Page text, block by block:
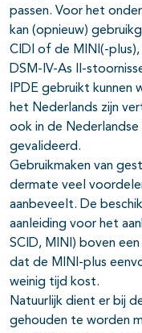
passen. Voor het
kan (opnieuw)
CIDI of de MINI(-
DSM-IV-As II-
IPDE gebruikt kunnen
het Neder­lands zijn
ook in de Nederlandse
gevalideerd.
Gebruikmaken van
dermate veel
aanbeveelt. De
aanleiding voor het
SCID, MINI) boven
dat de MINI-plus
weinig tijd kost.
Natuurlijk dient er bij
gehouden te worden